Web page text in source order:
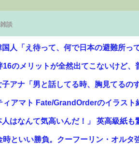
雑談
国人「え待って、何で日本の避難所っ
16のメリットが全然出てこないけど
子アナ「男と話してる時、胸見てる
ィアマト Fate/GrandOrderのイラスト
はなんて気高いんだ！」 英高級紙
時といい勝負。クーフーリン・オルタ